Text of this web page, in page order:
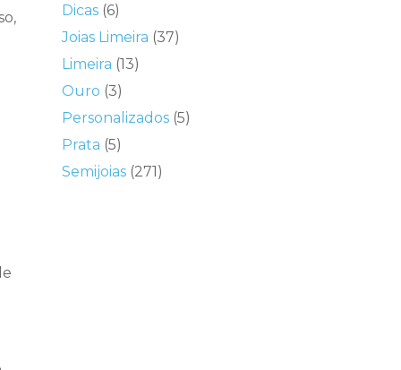
Dicas(6)
Joias Limeira (37)
Limeira (13)
Ouro (3)
Personalizados(5)
Prata (5)
Semijoias(271)